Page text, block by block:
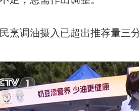
烹调油摄入已超出推荐量三